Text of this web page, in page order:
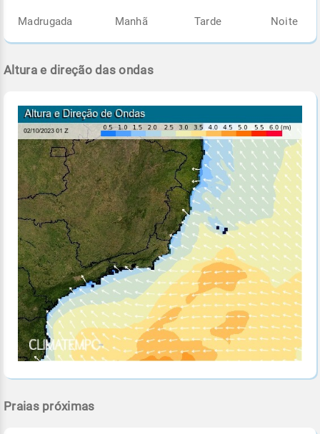
Madrugada Manhã Tarde Noite
Altura e direção das ondas
Praias próximas